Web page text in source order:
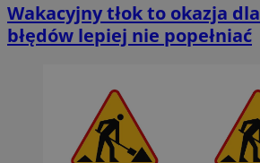
Wakacyjny tłok to okazja
błędów lepiej nie popełniać